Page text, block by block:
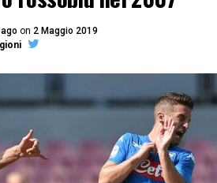
on 2 Maggio 2019